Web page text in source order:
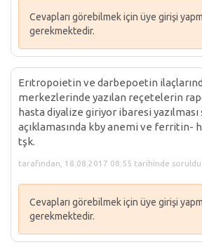
Cevapları görebilmek için üye girişi
gerekmektedir.
Erıtropoietin ve darbepoetin
merkezlerinde yazılan reçetelerin
hasta diyalize giriyor ibaresi yazılması
açıklamasında kby anemi ve ferritin-
tşk.
tarafından, 18.08.2017 08:55 tarihinde soruldu.
Cevapları görebilmek için üye girişi
gerekmektedir.